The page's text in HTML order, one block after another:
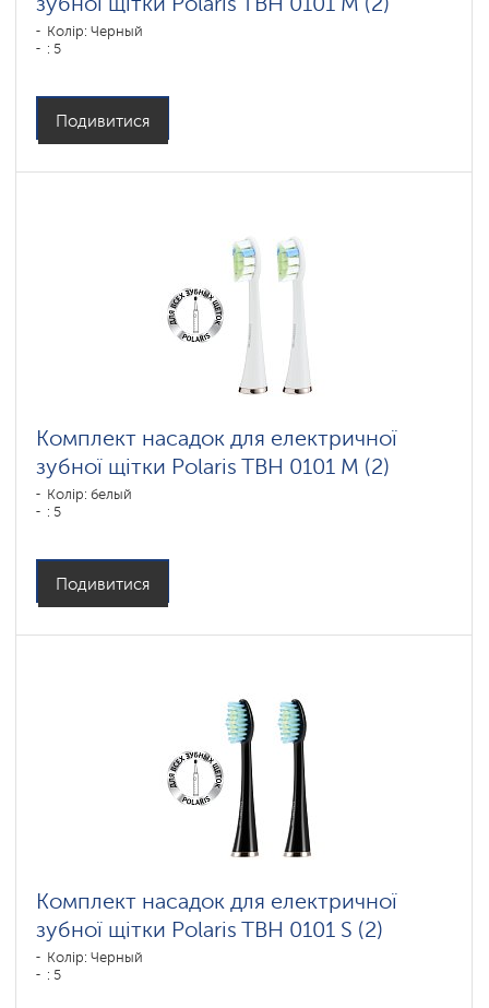
Колір: Черный
: 5
Подивитися
Комплект насадок для електричної
зубної щітки Polaris TBH 0101 M (2)
Колір: белый
: 5
Подивитися
Комплект насадок для електричної
зубної щітки Polaris TBH 0101 S (2)
Колір: Черный
: 5